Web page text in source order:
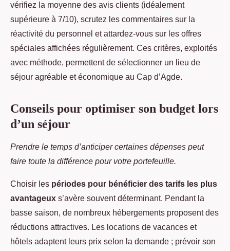
vérifiez la moyenne des avis clients (idéalement
supérieure à 7/10), scrutez les commentaires sur la
réactivité du personnel et attardez-vous sur les offres
spéciales affichées régulièrement. Ces critères, exploités
avec méthode, permettent de sélectionner un lieu de
séjour agréable et économique au Cap d’Agde.
Conseils pour optimiser son budget lors
d’un séjour
Prendre le temps d’anticiper certaines dépenses peut
faire toute la différence pour votre portefeuille.
Choisir les périodes pour bénéficier des tarifs les plus
avantageux s’avère souvent déterminant. Pendant la
basse saison, de nombreux hébergements proposent des
réductions attractives. Les locations de vacances et
hôtels adaptent leurs prix selon la demande ; prévoir son